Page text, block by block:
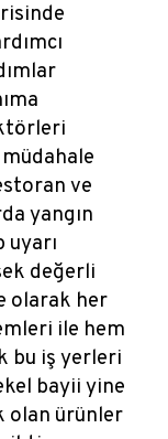
ve
yangın
uyarı
değerli
olarak her
ile hem
bu iş yerleri
bayii yine
olan ürünler